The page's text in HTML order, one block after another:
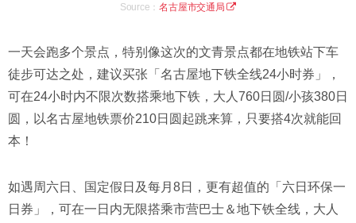
Source：名古屋市交通局
一天会跑多个景点，特别像这次的文青景点都在地铁站下车
徒步可达之处，建议买张「名古屋地下铁全线24小时券」，
可在24小时内不限次数搭乘地下铁，大人760日圆/小孩380日
圆，以名古屋地铁票价210日圆起跳来​​算，只要搭4次就能回
本！
如遇周六日、国定假日及每月8日，更有超值的「六日环保一
日券」，可在一日内无限搭乘市营巴士＆地下铁全线，大人